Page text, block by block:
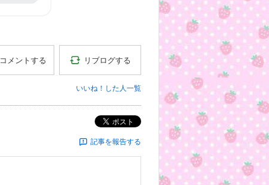
コメントする リブログする
いいね！した人一覧
ポスト
記事を報告する